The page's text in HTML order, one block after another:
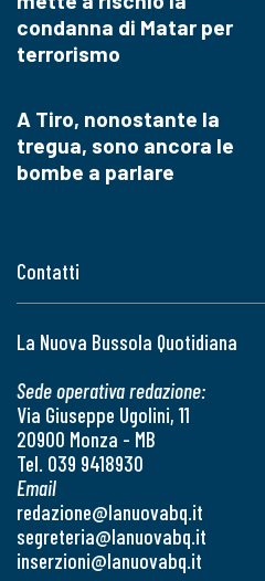
Contatti
La Nuova Bussola Quotidiana
Sede operativa redazione:
Via Giuseppe Ugolini, 11
20900 Monza - MB
Tel. 039 9418930
Email
redazione@lanuovabq.it
segreteria@lanuovabq.it
inserzioni@lanuovabq.it
condanna di Matar per
terrorismo
A Tiro, nonostante la
tregua, sono ancora le
bombe a parlare